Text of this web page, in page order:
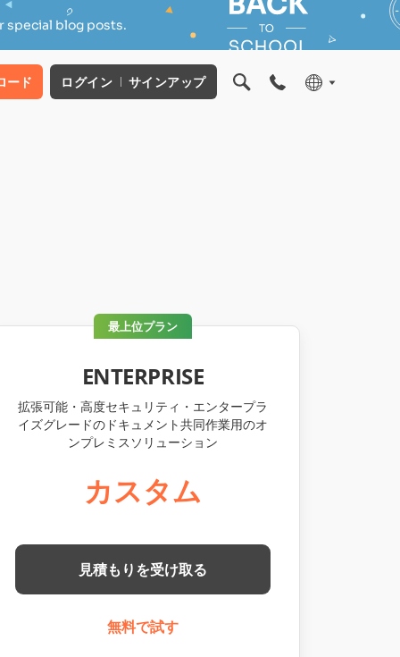
special blog posts.
ード ログイン サインアップ
最上位プラン
ENTERPRISE
拡張可能・高度セキュリティ・エンタープラ
イズグレードのドキュメント共同作業用のオ
ンプレミスソリューション
カスタム
見積もりを受け取る
無料で試す